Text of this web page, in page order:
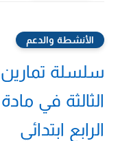
الأنشطة والدعم
سلسلة تمارين
الثالثة في
الرابع ابتدائي